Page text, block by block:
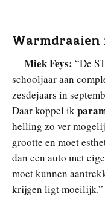
Warmdraaien
Miek Feys: “De
schooljaar aan
zesdejaars in
Daar koppel ik
helling zo ver
grootte en moet
dan een auto met
moet kunnen
krijgen ligt moeilijk.”